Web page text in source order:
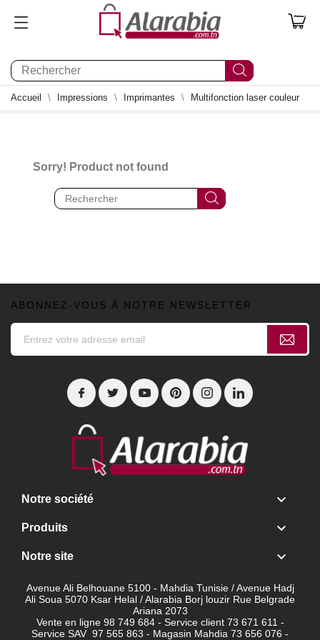
0
Accueil Impressions Imprimantes Multifonction laser couleur
Sorry! Product not found
ABONNEZ-VOUS À NOTRE NEWSLETTER
Notre société 
Produits 
Notre site 
Avenue Ali Belhouane 5100 - Mahdia Tunisie / Avenue Hadj
Ali Soua 5070 Ksar Helal / Alarabia Borj louzir Rue Belgrade
Ariana 2073
Vente en ligne 98 749 684 - Service client 73 671 611 -
Service SAV 97 565 863 - Magasin Mahdia 73 656 076 -